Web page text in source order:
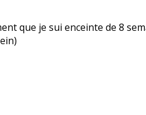
que je sui enceinte de 8